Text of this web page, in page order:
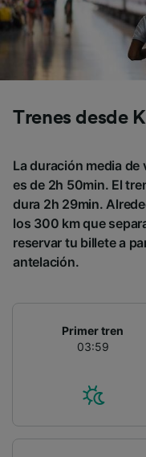
Trenes desde
La duración media de
es de 2h 50min. El
dura 2h 29min.
los 300 km que
reservar tu billete a
antelación.
Primer tren
03:59